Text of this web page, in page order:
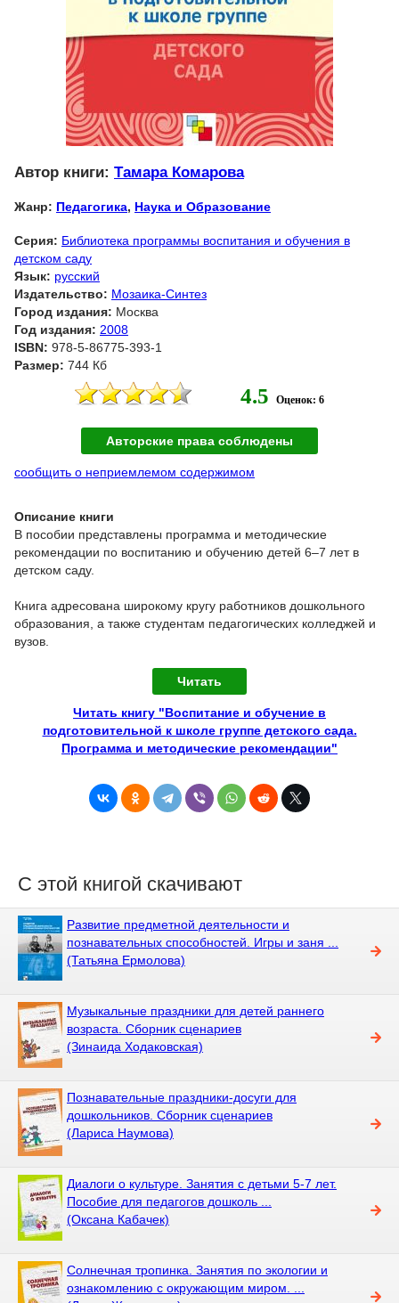
Автор книги: Тамара Комарова
Жанр: Педагогика, Наука и Образование
Серия: Библиотека программы воспитания и обучения в
детском саду
Язык: русский
Издательство: Мозаика-Синтез
Город издания: Москва
Год издания: 2008
ISBN: 978-5-86775-393-1
Размер: 744 Кб
4.5 Оценок: 6
Авторские права соблюдены
сообщить о неприемлемом содержимом
Описание книги
В пособии представлены программа и методические
рекомендации по воспитанию и обучению детей 6–7 лет в
детском саду.
Книга адресована широкому кругу работников дошкольного
образования, а также студентам педагогических колледжей и
вузов.
Читать
Читать книгу "Воспитание и обучение в
подготовительной к школе группе детского сада.
Программа и методические рекомендации"
С этой книгой скачивают
Развитие предметной деятельности и
познавательных способностей. Игры и заня ...
(Татьяна Ермолова)
Музыкальные праздники для детей раннего
возраста. Сборник сценариев
(Зинаида Ходаковская)
Познавательные праздники-досуги для
дошкольников. Сборник сценариев
(Лариса Наумова)
Диалоги о культуре. Занятия с детьми 5-7 лет.
Пособие для педагогов дошколь ...
(Оксана Кабачек)
Солнечная тропинка. Занятия по экологии и
ознакомлению с окружающим миром. ...